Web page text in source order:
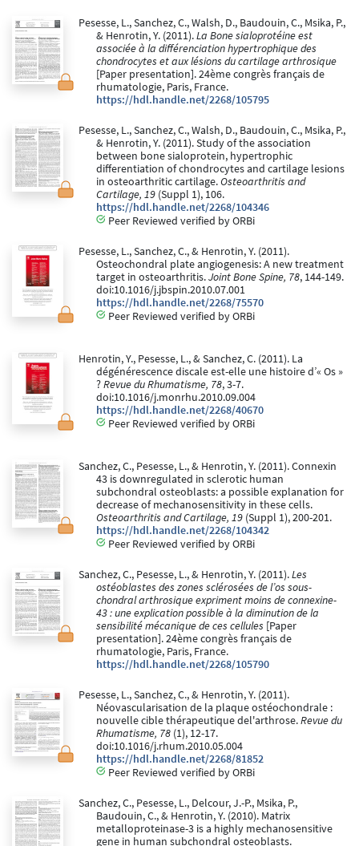
Pesesse, L., Sanchez, C., Walsh, D., Baudouin, C., Msika, P.,
& Henrotin, Y. (2011).La Bone sialoprotéine est
associée à la différenciation hypertrophique des
chondrocytes et aux lésions du cartilage arthrosique
[Paper presentation]. 24ème congrès français de
rhumatologie, Paris, France.
https://hdl.handle.net/2268/105795
Pesesse, L., Sanchez, C., Walsh, D., Baudouin, C., Msika, P.,
& Henrotin, Y. (2011). Study of the association
between bone sialoprotein, hypertrophic
differentiation of chondrocytes and cartilage lesions
in osteoarthritic cartilage.Osteoarthritis and
Cartilage, 19 (Suppl 1), 106.
https://hdl.handle.net/2268/104346
Peer Reviewed verified by ORBi
Pesesse, L., Sanchez, C., & Henrotin, Y. (2011).
Osteochondral plate angiogenesis: A new treatment
target in osteoarthritis.Joint Bone Spine, 78, 144-149.
doi:10.1016/j.jbspin.2010.07.001
https://hdl.handle.net/2268/75570
Peer Reviewed verified by ORBi
Henrotin, Y., Pesesse, L., & Sanchez, C. (2011). La
dégénérescence discale est-elle une histoire d’« Os »
?Revue du Rhumatisme, 78, 3-7.
doi:10.1016/j.monrhu.2010.09.004
https://hdl.handle.net/2268/40670
Peer Reviewed verified by ORBi
Sanchez, C., Pesesse, L., & Henrotin, Y. (2011). Connexin
43 is downregulated in sclerotic human
subchondral osteoblasts: a possible explanation for
decrease of mechanosensitivity in these cells.
Osteoarthritis and Cartilage, 19 (Suppl 1), 200-201.
https://hdl.handle.net/2268/104342
Peer Reviewed verified by ORBi
Sanchez, C., Pesesse, L., & Henrotin, Y. (2011).Les
ostéoblastes des zones sclérosées de l’os sous-
chondral arthrosique expriment moins de connexine-
43 : une explication possible à la diminution de la
sensibilité mécanique de ces cellules [Paper
presentation]. 24ème congrès français de
rhumatologie, Paris, France.
https://hdl.handle.net/2268/105790
Pesesse, L., Sanchez, C., & Henrotin, Y. (2011).
Néovascularisation de la plaque ostéochondrale :
nouvelle cible thérapeutique del'arthrose.Revue du
Rhumatisme, 78 (1), 12-17.
doi:10.1016/j.rhum.2010.05.004
https://hdl.handle.net/2268/81852
Peer Reviewed verified by ORBi
Sanchez, C., Pesesse, L., Delcour, J.-P., Msika, P.,
Baudouin, C., & Henrotin, Y. (2010). Matrix
metalloproteinase-3 is a highly mechanosensitive
gene in human subchondral osteoblasts.